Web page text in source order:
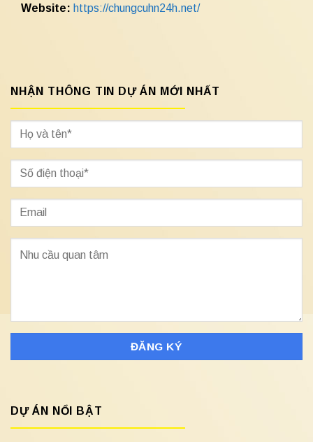
Website: https://chungcuhn24h.net/
NHẬN THÔNG TIN DỰ ÁN MỚI NHẤT
DỰ ÁN NỔI BẬT